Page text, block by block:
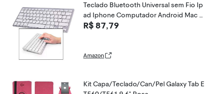
Teclado Bluetooth Universal sem Fio Ip
ad Iphone Computador Android Mac N
ote
R$ 87,79
Amazon
Kit Capa/Teclado/Can/Pel Galaxy Tab E